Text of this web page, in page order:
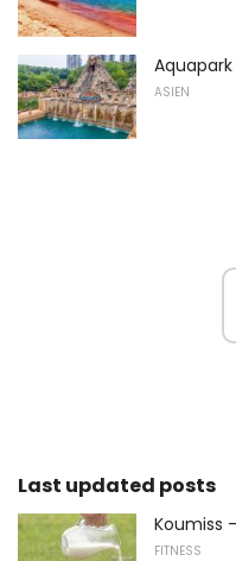
ASIEN
Last updated posts
Koumiss
FITNESS